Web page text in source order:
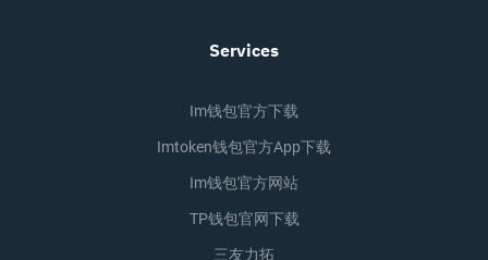
Services
Im钱包官方下载
Imtoken钱包官方app下载
Im钱包官方网站
TP钱包官网下载
三友力拓